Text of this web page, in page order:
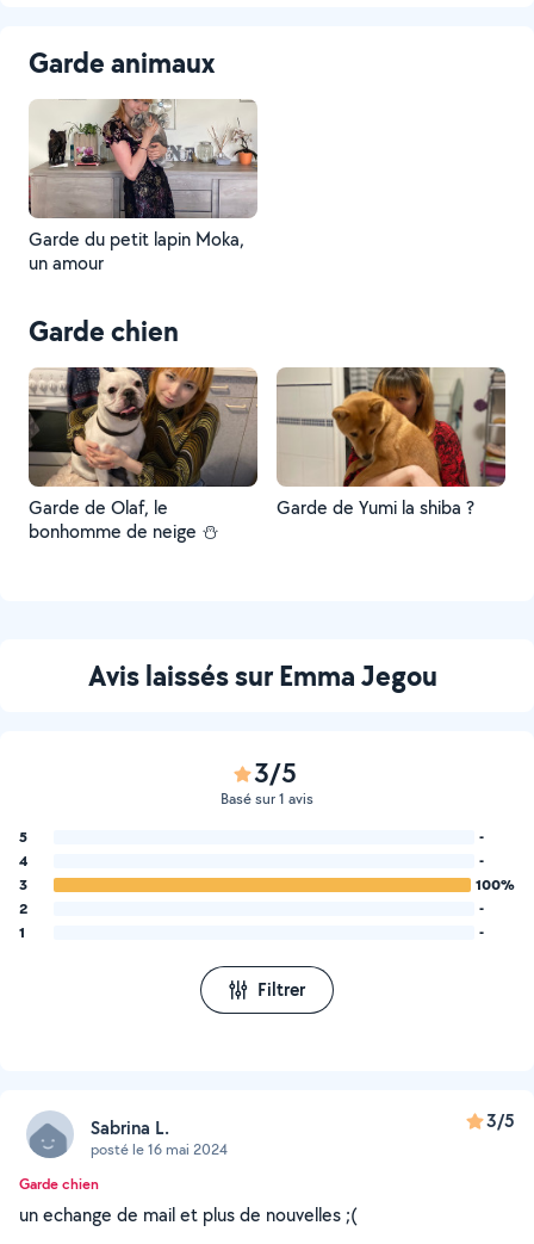
Garde animaux
Garde du petit lapin Moka,
un amour
Garde chien
Garde de Olaf, le
bonhomme de neige ⛄️
Garde de Yumi la shiba ?
Avis laissés sur Emma Jegou
3/5
Basé sur 1 avis
5
-
4
-
3
100%
2
-
1
-
Filtrer
Sabrina L.
posté le 16 mai 2024
3/5
Garde chien
un echange de mail et plus de nouvelles ;(